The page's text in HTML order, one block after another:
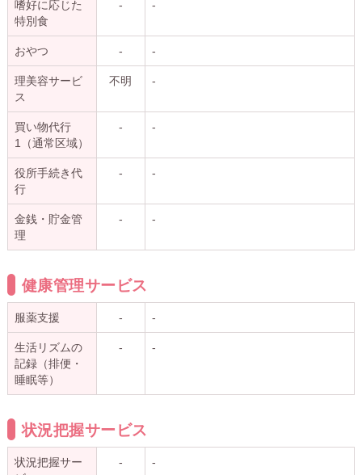
嗜好に応じた
特別食
- -
おやつ - -
理美容サービ
ス
不明 -
買い物代行
1（通常区域）
- -
役所手続き代
行
- -
金銭・貯金管
理
- -
健康管理サービス
服薬支援 - -
生活リズムの
記録（排便・
睡眠等）
- -
状況把握サービス
状況把握サー
- -